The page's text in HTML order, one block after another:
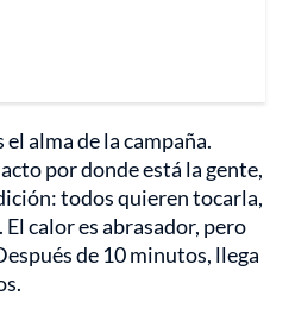
alma de la campaña.
por donde está la gente,
todos quieren tocarla,
calor es abrasador, pero
de 10 minutos, llega